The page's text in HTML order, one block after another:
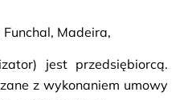
Madeira,
jest przedsiębiorcą.
z wykonaniem umowy